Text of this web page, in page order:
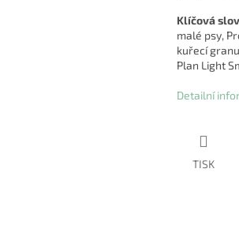
Klíčová
malé psy,
kuřecí
Plan Light
Detailní
TISK